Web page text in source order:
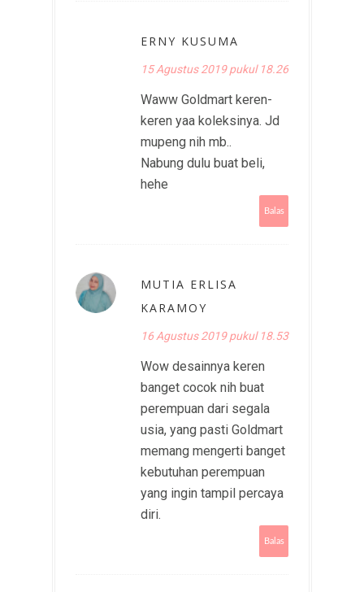
ERNY KUSUMA
15 Agustus 2019 pukul 18.26
Waww Goldmart keren-
keren yaa koleksinya. Jd
mupeng nih mb..
Nabung dulu buat beli,
hehe
Balas
MUTIA ERLISA
KARAMOY
16 Agustus 2019 pukul 18.53
Wow desainnya keren
banget cocok nih buat
perempuan dari segala
usia, yang pasti Goldmart
memang mengerti banget
kebutuhan perempuan
yang ingin tampil percaya
diri.
Balas